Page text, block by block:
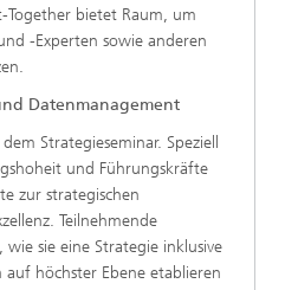
Together bietet Raum, um
-Experten sowie anderen
Datenmanagement
Strategieseminar. Speziell
und Führungskräfte
zur strategischen
Teilnehmende
sie eine Strategie inklusive
auf höchster Ebene etablieren